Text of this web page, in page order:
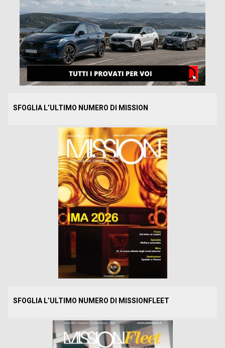
SFOGLIA L’ULTIMO NUMERO DI MISSION
SFOGLIA L’ULTIMO NUMERO DI MISSIONFLEET